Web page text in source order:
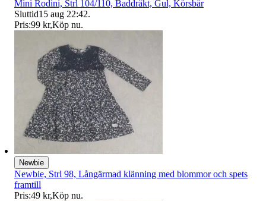
Mini Rodini, Strl 104/110, Baddräkt, Gul, Körsbär
Sluttid15 aug 22:42.
Pris:99 kr,Köp nu.
Newbie
Newbie, Strl 98, Långärmad klänning med blommor och spets
framtill
Pris:49 kr,Köp nu.